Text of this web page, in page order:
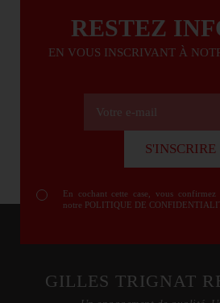
RESTEZ
EN VOUS INSCRIVANT À
Votre e-mail
S'INSCRIRE
S'INSCRIRE
En cochant cette case, vous confirmez
notre POLITIQUE DE
GILLES TRIGNAT